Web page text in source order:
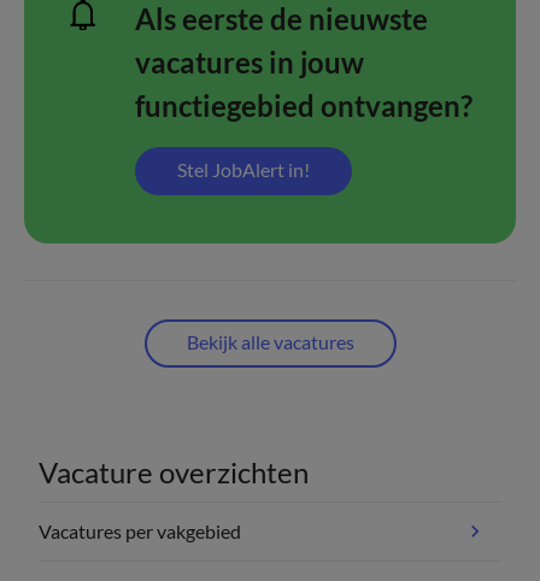
Als eerste de nieuwste
vacatures in jouw
functiegebied ontvangen?
Stel JobAlert in!
Bekijk alle vacatures
Vacature overzichten
Vacatures per vakgebied